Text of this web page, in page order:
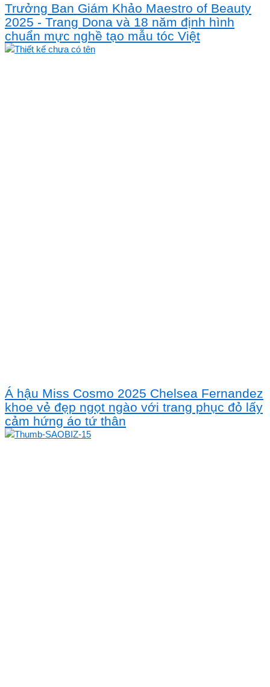
Trưởng Ban Giám Khảo Maestro of Beauty
2025 - Trang Dona và 18 năm định hình
chuẩn mực nghề tạo mẫu tóc Việt
Á hậu Miss Cosmo 2025 Chelsea Fernandez
khoe vẻ đẹp ngọt ngào với trang phục đỏ lấy
cảm hứng áo tứ thân